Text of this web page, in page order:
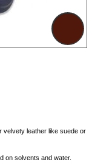
velvety leather like suede or
on solvents and water.